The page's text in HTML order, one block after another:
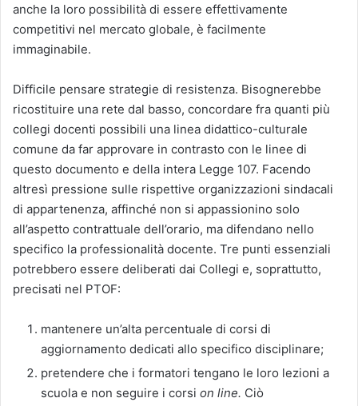
anche la loro possibilità di essere effettivamente
competitivi nel mercato globale, è facilmente
immaginabile.
Difficile pensare strategie di resistenza. Bisognerebbe
ricostituire una rete dal basso, concordare fra quanti più
collegi docenti possibili una linea didattico-culturale
comune da far approvare in contrasto con le linee di
questo documento e della intera Legge 107. Facendo
altresì pressione sulle rispettive organizzazioni sindacali
di appartenenza, affinché non si appassionino solo
all’aspetto contrattuale dell’orario, ma difendano nello
specifico la professionalità docente. Tre punti essenziali
potrebbero essere deliberati dai Collegi e, soprattutto,
precisati nel PTOF:
mantenere un’alta percentuale di corsi di
aggiornamento dedicati allo specifico disciplinare;
pretendere che i formatori tengano le loro lezioni a
scuola e non seguire i corsi on line. Ciò